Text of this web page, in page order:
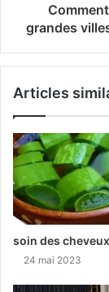
grandes
Articles
soin des cheveux
24 mai 2023